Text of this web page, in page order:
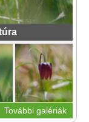
További galériák